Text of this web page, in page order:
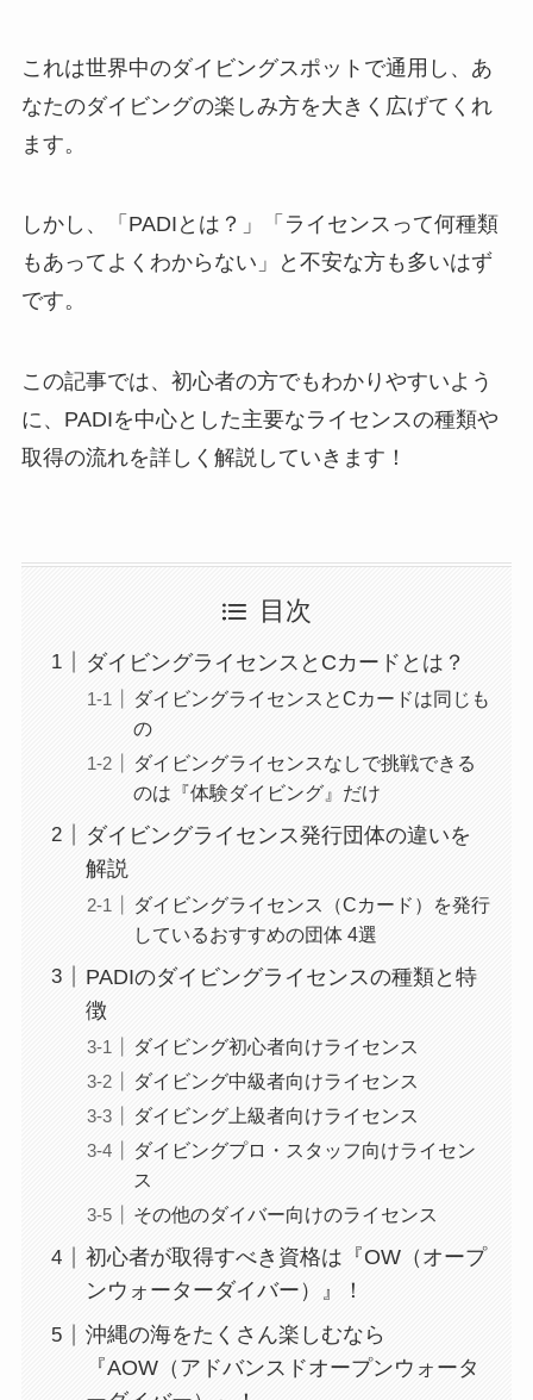
これは世界中のダイビングスポットで通用し、あ
なたのダイビングの楽しみ方を大きく広げてくれ
ます。
しかし、「PADIとは？」「ライセンスって何種類
もあってよくわからない」と不安な方も多いはず
です。
この記事では、初心者の方でもわかりやすいよう
に、PADIを中心とした主要なライセンスの種類や
取得の流れを詳しく解説していきます！
目次
ダイビングライセンスとCカードとは？
ダイビングライセンスとCカードは同じも
の
ダイビングライセンスなしで挑戦できる
のは『体験ダイビング』だけ
ダイビングライセンス発行団体の違いを
解説
ダイビングライセンス（Cカード）を発行
しているおすすめの団体 4選
PADIのダイビングライセンスの種類と特
徴
ダイビング初心者向けライセンス
ダイビング中級者向けライセンス
ダイビング上級者向けライセンス
ダイビングプロ・スタッフ向けライセン
ス
その他のダイバー向けのライセンス
初心者が取得すべき資格は『OW（オープ
ンウォーターダイバー）』！
沖縄の海をたくさん楽しむなら
『AOW（アドバンスドオープンウォータ